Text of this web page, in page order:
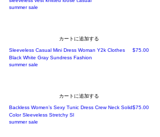
summer sale
カートに追加する
Sleeveless Casual Mini Dress Woman Y2k Clothes
Black White Gray Sundress Fashion
価格
$75.00
summer sale
カートに追加する
Backless Women’s Sexy Tunic Dress Crew Neck Solid
Color Sleeveless Stretchy Sl
価格
$75.00
summer sale